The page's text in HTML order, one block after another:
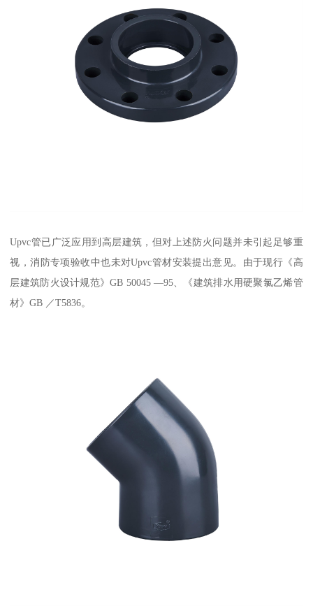
Upvc管已广泛应用到高层建筑，但对上述防火问题并未引起足够重
视，消防专项验收中也未对Upvc管材安装提出意见。由于现行《高
层建筑防火设计规范》GB 50045 —95、《建筑排水用硬聚氯乙烯管
材》GB ／T5836。